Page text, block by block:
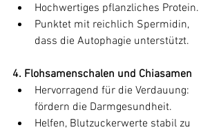
Hochwertiges pflanzliches Protein.
Punktet mit reichlich Spermidin,
dass die Autophagie unterstützt.
4. Flohsamenschalen und Chiasamen
Hervorragend für die Verdauung:
fördern die Darmgesundheit.
Helfen, Blutzuckerwerte stabil zu